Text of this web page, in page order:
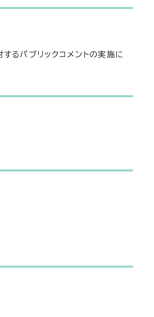
るパブリックコメントの実施に